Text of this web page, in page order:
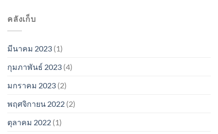
คลังเก็บ
มีนาคม 2023 (1)
กุมภาพันธ์ 2023 (4)
มกราคม 2023 (2)
พฤศจิกายน 2022 (2)
ตุลาคม 2022 (1)